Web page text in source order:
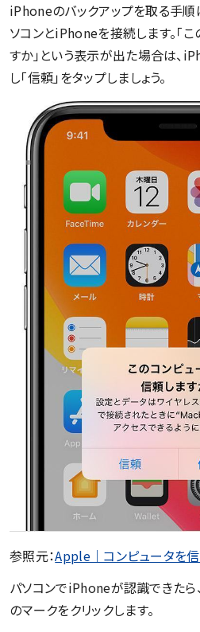
iPhoneのバックアップを取る手順
ソコンとiPhoneを接続します。「
すか」という表示が出た場合は、
し「信頼」をタップしましょう。
参照元：Apple｜コンピュータを
パソコンでiPhoneが認識できた
のマークをクリックします。